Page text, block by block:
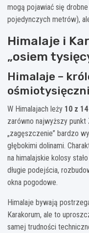
mogą pojawiać się
pojedynczych metrów),
Himalaje i
„osiem
Himalaje –
W Himalajach leży 10 z 14
zarówno najwyższy
„zagęszczenie” bardzo
głębokimi dolinami.
na himalajskie kolosy
długie podejścia,
okna pogodowe.
Himalaje bywają
Karakorum, ale to
samej trudności